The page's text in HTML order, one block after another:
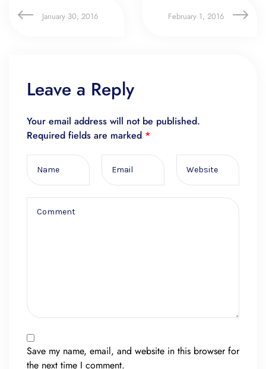
January 30, 2016 February 1, 2016
Leave a Reply
Your email address will not be published.
Required fields are marked *
Save my name, email, and website in this browser for
the next time I comment.